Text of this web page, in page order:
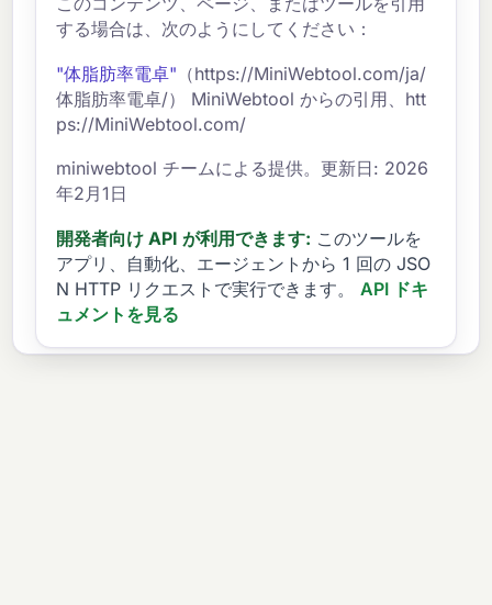
する場合は、次のようにしてください：
"体脂肪率電卓" （https://MiniWebtool.com/ja/
体脂肪率電卓/） MiniWebtool からの引用、htt
ps://MiniWebtool.com/
miniwebtool チームによる提供。更新日: 2026
年2月1日
開発者向け API が利用できます: このツールを
アプリ、自動化、エージェントから 1 回の JSO
N HTTP リクエストで実行できます。
API ドキ
ュメントを見る